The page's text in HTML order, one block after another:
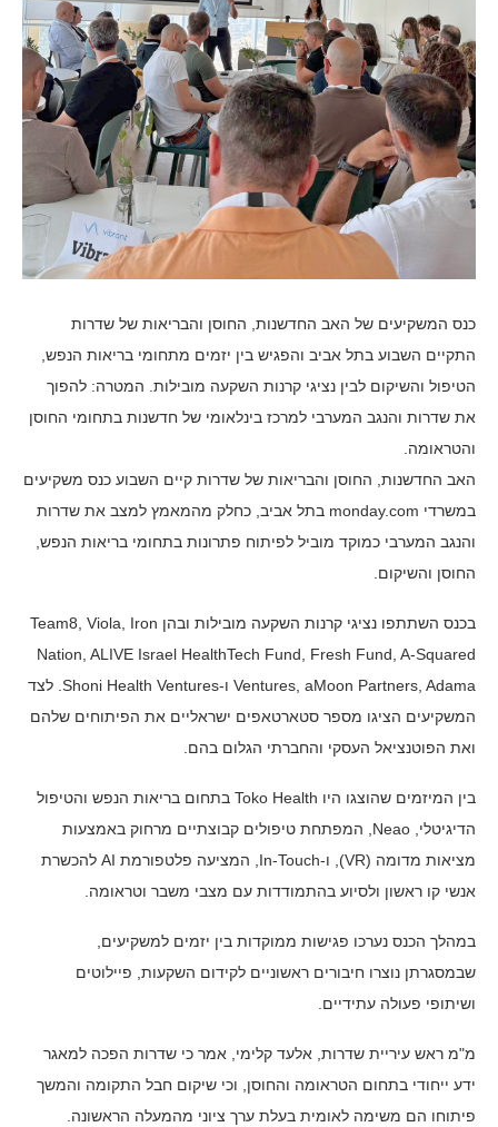
כנס המשקיעים של האב החדשנות, החוסן והבריאות של שדרות
התקיים השבוע בתל אביב והפגיש בין יזמים מתחומי בריאות הנפש,
הטיפול והשיקום לבין נציגי קרנות השקעה מובילות. המטרה: להפוך
את שדרות והנגב המערבי למרכז בינלאומי של חדשנות בתחומי החוסן
והטראומה.
האב החדשנות, החוסן והבריאות של שדרות קיים השבוע כנס משקיעים
במשרדי monday.com בתל אביב, כחלק מהמאמץ למצב את שדרות
והנגב המערבי כמוקד מוביל לפיתוח פתרונות בתחומי בריאות הנפש,
החוסן והשיקום.
בכנס השתתפו נציגי קרנות השקעה מובילות ובהן Team8, Viola, Iron
Nation, ALIVE Israel HealthTech Fund, Fresh Fund, A-Squared
Ventures, aMoon Partners, Adama ו-Shoni Health Ventures. לצד
המשקיעים הציגו מספר סטארטאפים ישראליים את הפיתוחים שלהם
ואת הפוטנציאל העסקי והחברתי הגלום בהם.
בין המיזמים שהוצגו היו Toko Health בתחום בריאות הנפש והטיפול
הדיגיטלי, Neao, המפתחת טיפולים קבוצתיים מרחוק באמצעות
מציאות מדומה (VR), ו-In-Touch, המציעה פלטפורמת AI להכשרת
אנשי קו ראשון ולסיוע בהתמודדות עם מצבי משבר וטראומה.
במהלך הכנס נערכו פגישות ממוקדות בין יזמים למשקיעים,
שבמסגרתן נוצרו חיבורים ראשוניים לקידום השקעות, פיילוטים
ושיתופי פעולה עתידיים.
מ"מ ראש עיריית שדרות, אלעד קלימי, אמר כי שדרות הפכה למאגר
ידע ייחודי בתחום הטראומה והחוסן, וכי שיקום חבל התקומה והמשך
פיתוחו הם משימה לאומית בעלת ערך ציוני מהמעלה הראשונה.